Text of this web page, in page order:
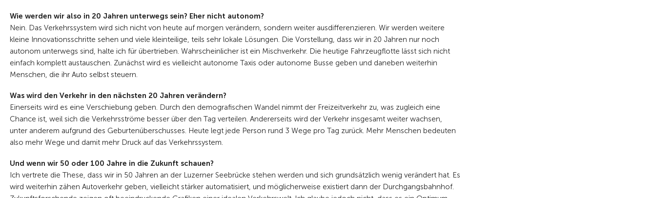
Wie werden wir also in 20 Jahren unterwegs sein? Eher nicht autonom?
Nein. Das Verkehrssystem wird sich nicht von heute auf morgen verändern, sondern weiter ausdifferenzieren. Wir werden weitere
kleine Innovationsschritte sehen und viele kleinteilige, teils sehr lokale Lösungen. Die Vorstellung, dass wir in 20 Jahren nur noch
autonom unterwegs sind, halte ich für übertrieben. Wahrscheinlicher ist ein Mischverkehr. Die heutige Fahrzeugflotte lässt sich nicht
einfach komplett austauschen. Zunächst wird es vielleicht autonome Taxis oder autonome Busse geben und daneben weiterhin
Menschen, die ihr Auto selbst steuern.
Was wird den Verkehr in den nächsten 20 Jahren verändern?
Einerseits wird es eine Verschiebung geben. Durch den demografischen Wandel nimmt der Freizeitverkehr zu, was zugleich eine
Chance ist, weil sich die Verkehrsströme besser über den Tag verteilen. Andererseits wird der Verkehr insgesamt weiter wachsen,
unter anderem aufgrund des Geburtenüberschusses. Heute legt jede Person rund 3 Wege pro Tag zurück. Mehr Menschen bedeuten
also mehr Wege und damit mehr Druck auf das Verkehrssystem.
Und wenn wir 50 oder 100 Jahre in die Zukunft schauen?
Ich vertrete die These, dass wir in 50 Jahren an der Luzerner Seebrücke stehen werden und sich grundsätzlich wenig verändert hat. Es
wird weiterhin zähen Autoverkehr geben, vielleicht stärker automatisiert, und möglicherweise existiert dann der Durchgangsbahnhof.